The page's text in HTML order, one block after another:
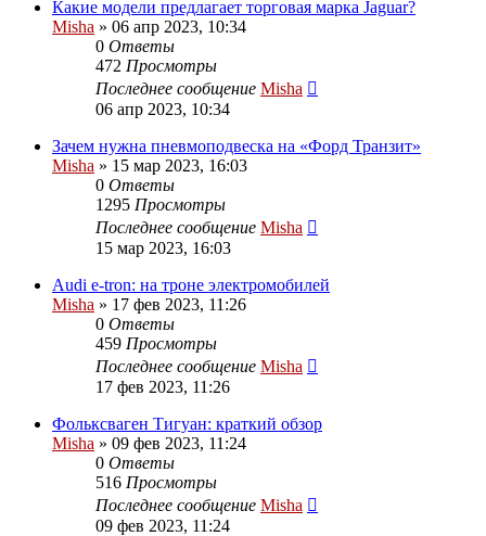
Какие модели предлагает торговая марка Jaguar?
Misha » 06 апр 2023, 10:34
0 Ответы
472 Просмотры
Последнее сообщение Misha
06 апр 2023, 10:34
Зачем нужна пневмоподвеска на «Форд Транзит»
Misha » 15 мар 2023, 16:03
0 Ответы
1295 Просмотры
Последнее сообщение Misha
15 мар 2023, 16:03
Audi e-tron: на троне электромобилей
Misha » 17 фев 2023, 11:26
0 Ответы
459 Просмотры
Последнее сообщение Misha
17 фев 2023, 11:26
Фольксваген Тигуан: краткий обзор
Misha » 09 фев 2023, 11:24
0 Ответы
516 Просмотры
Последнее сообщение Misha
09 фев 2023, 11:24